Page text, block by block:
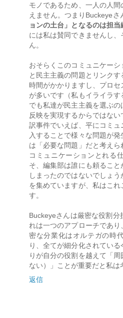
モノであるため、一人の人
えません。つまりBuckeyeさ
ョンの土台」となるのは担当
には私は賛同できませんし
ん。
おそらくこのコミュニケーシ
と民主主義の問題とリンク
時間がかかりますし、プロ
が多いです（私もイライラ
でも私達が民主主義を選ぶの
反映を実現するからではな
訳事件でいえば、平にコミ
入することで様々な問題が
は「必要な問題」だと考え
コミュニケーションとれる
そ、編集部は誰にも頼るこ
しまったのではないでしょ
を集めていますが、私はこ
す。
Buckeyeさんは厳密な役割分
れは一つのアプローチであ
密な分業化はオルテガの時
り、全てが細分化されてい
りが自分の役割を越えて「
ない）」ことが重要だと私は
返信